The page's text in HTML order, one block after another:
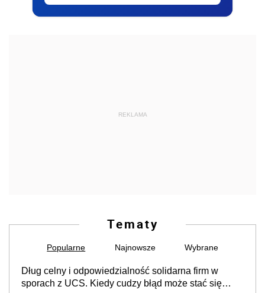
REKLAMA
Tematy
Popularne Najnowsze Wybrane
Dług celny i odpowiedzialność solidarna firm w
sporach z UCS. Kiedy cudzy błąd może stać się